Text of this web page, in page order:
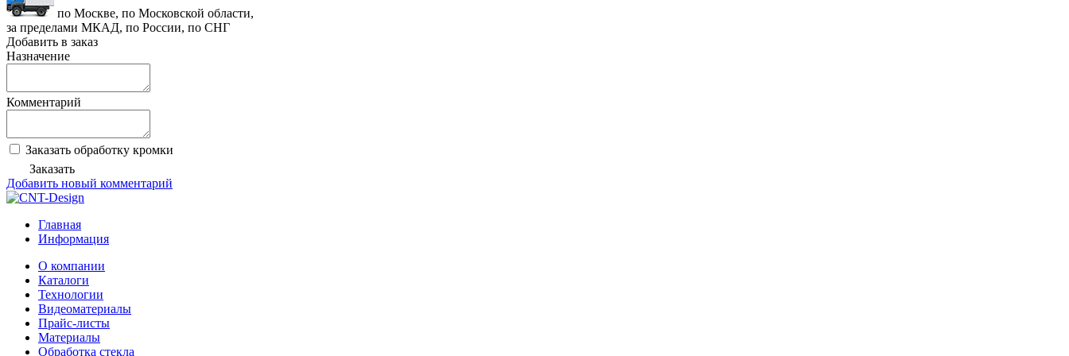
по Москве, по Московской области,
за пределами МКАД, по России, по СНГ
Добавить в заказ
Назначение
Комментарий
Заказать обработку кромки
Заказать
Добавить новый комментарий
Главная
Информация
О компании
Каталоги
Технологии
Видеоматериалы
Прайс-листы
Материалы
Обработка стекла